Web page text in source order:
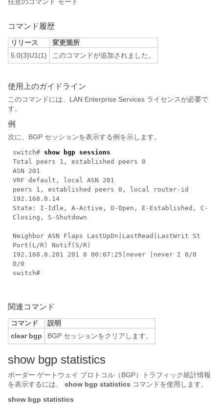
コマンド履歴
リリース
変更箇所
5.0(3)U1(1)
このコマンドが追加されました。
使用上のガイドライン
このコマンドには、LAN Enterprise Services ライセンスが必要で
す。
例
次に、BGP セッションを表示する例を示します。
switch# show bgp sessions
Total peers 1, established peers 0
ASN 201
VRF default, local ASN 201
peers 1, established peers 0, local router-id
192.168.0.14
State: I-Idle, A-Active, O-Open, E-Established, C-
Closing, S-Shutdown
Neighbor ASN Flaps LastUpDn|LastRead|LastWrit St
Port(L/R) Notif(S/R)
192.168.0.201 201 0 00:07:25|never |never I 0/0
0/0
switch#
関連コマンド
コマンド
説明
clear bgp
BGP セッションをクリアします。
show bgp statistics
ボーダー ゲートウェイ プロトコル（BGP）トラフィック統計情報
を表示するには、
show bgp statistics コマンドを使用します。
show bgp statistics